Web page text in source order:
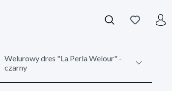
Welurowy dres "La Perla Welour" -
czarny